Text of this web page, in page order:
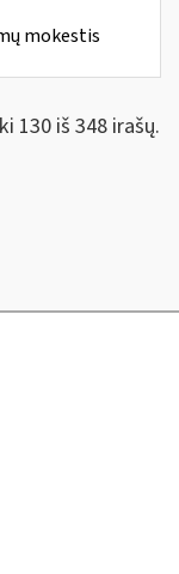
mokestis
130 iš 348 irašų.